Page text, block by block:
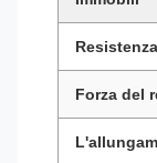
Forza del